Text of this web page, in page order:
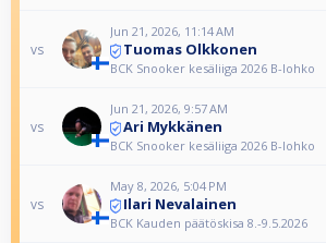
vs
Jun 21, 2026, 11:14 AM
Tuomas Olkkonen
BCK Snooker kesäliiga 2026 B-lohko
vs
Jun 21, 2026, 9:57 AM
Ari Mykkänen
BCK Snooker kesäliiga 2026 B-lohko
vs
May 8, 2026, 5:04 PM
Ilari Nevalainen
BCK Kauden päätöskisa 8.-9.5.2026